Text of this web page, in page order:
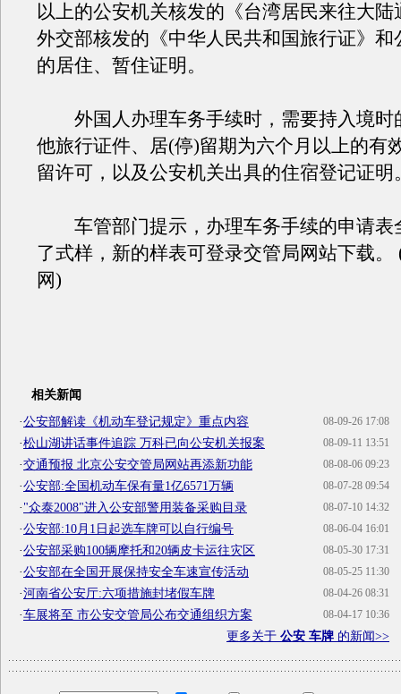
以上的公安机关核发的《台湾居民来往大陆
外交部核发的《中华人民共和国旅行证》和
的居住、暂住证明。
外国人办理车务手续时，需要持入境时
他旅行证件、居(停)留期为六个月以上的有
留许可，以及公安机关出具的住宿登记证明
车管部门提示，办理车务手续的申请表
了式样，新的样表可登录交管局网站下载。
网)
相关新闻
08-09-26 17:08
·公安部解读《机动车登记规定》重点内容
08-09-11 13:51
·松山湖讲话事件追踪 万科已向公安机关报案
08-08-06 09:23
·交通预报 北京公安交管局网站再添新功能
08-07-28 09:54
·公安部:全国机动车保有量1亿6571万辆
08-07-10 14:32
·"众泰2008"进入公安部警用装备采购目录
08-06-04 16:01
·公安部:10月1日起选车牌可以自行编号
08-05-30 17:31
·公安部采购100辆摩托和20辆皮卡运往灾区
08-05-25 11:30
·公安部在全国开展保持安全车速宣传活动
08-04-26 08:31
·河南省公安厅:六项措施封堵假车牌
08-04-17 10:36
·车展将至 市公安交管局公布交通组织方案
更多关于 公安 车牌 的新闻>>